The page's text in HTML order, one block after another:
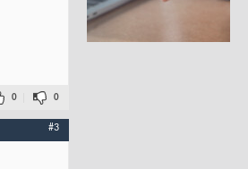
0 0
#3